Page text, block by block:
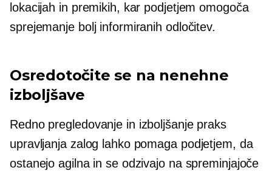
lokacijah in premikih, kar podjetjem omogoča
sprejemanje bolj informiranih odločitev.
Osredotočite se na nenehne
izboljšave
Redno pregledovanje in izboljšanje praks
upravljanja zalog lahko pomaga podjetjem, da
ostanejo agilna in se odzivajo na spreminjajoče